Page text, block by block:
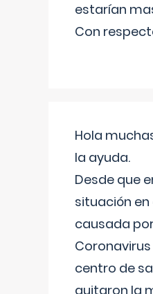
estarían
Con
Hola
la ayuda.
Desde que
situación en
causada
centro de
quitaron la